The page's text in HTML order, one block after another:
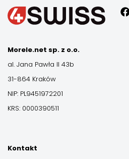
Morele.net sp. z o.o.
al. Jana Pawła II 43b
31-864 Kraków
NIP: PL9451972201
KRS: 0000390511
Kontakt